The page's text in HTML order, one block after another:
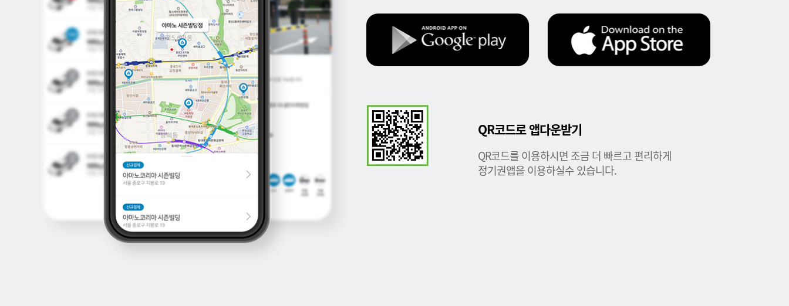
QR코드로 앱다운받기
QR코드를 이용하시면 조금 더 빠르고 편리하게
정기권앱을 이용하실수 있습니다.